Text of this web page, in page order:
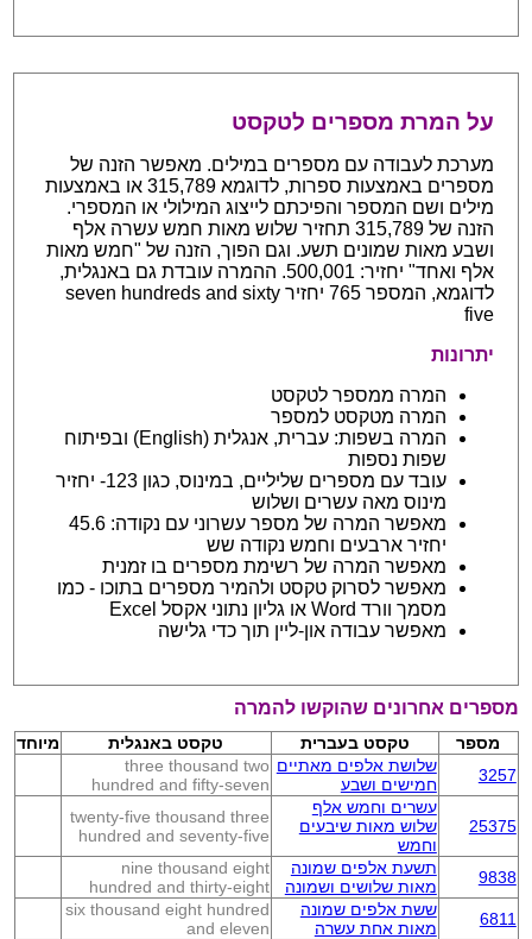
על המרת מספרים לטקסט
מערכת לעבודה עם מספרים במילים. מאפשר הזנה של
מספרים באמצעות ספרות, לדוגמא 315,789 או באמצעות
מילים ושם המספר והפיכתם לייצוג המילולי או המספרי.
הזנה של 315,789 תחזיר שלוש מאות חמש עשרה אלף
ושבע מאות שמונים תשע. וגם הפוך, הזנה של "חמש מאות
אלף ואחד" יחזיר: 500,001. ההמרה עובדת גם באנגלית,
לדוגמא, המספר 765 יחזיר seven hundreds and sixty
five
יתרונות
המרה ממספר לטקסט
המרה מטקסט למספר
המרה בשפות: עברית, אנגלית (English) ובפיתוח
שפות נספות
עובד עם מספרים שליליים, במינוס, כגון 123- יחזיר
מינוס מאה עשרים ושלוש
מאפשר המרה של מספר עשרוני עם נקודה: 45.6
יחזיר ארבעים וחמש נקודה שש
מאפשר המרה של רשימת מספרים בו זמנית
מאפשר לסרוק טקסט ולהמיר מספרים בתוכו - כמו
מסמך וורד Word או גליון נתוני אקסל Excel
מאפשר עבודה און-ליין תוך כדי גלישה
מספרים אחרונים שהוקשו להמרה
מספר טקסט בעברית טקסט באנגלית
מיוחד
3257
שלושת אלפים מאתיים
חמישים ושבע
three thousand two
hundred and fifty-seven
25375
עשרים וחמש אלף
שלוש מאות שיבעים
וחמש
twenty-five thousand three
hundred and seventy-five
9838
תשעת אלפים שמונה
מאות שלושים ושמונה
nine thousand eight
hundred and thirty-eight
6811
ששת אלפים שמונה
מאות אחת עשרה
six thousand eight hundred
and eleven